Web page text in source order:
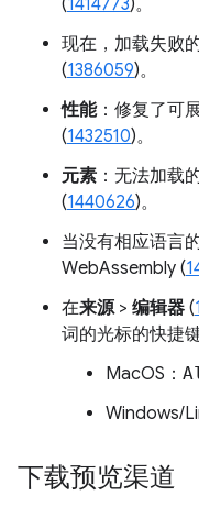
(1414773)。
现在，加载失败
(1386059)。
性能：修复了可
(1432510)。
元素 ：无法加载
(1440626)。
当没有相应语言
WebAssembly (
在来源> 编辑器 (
词的光标的快捷
MacOS：
Windows/
下载预览渠道